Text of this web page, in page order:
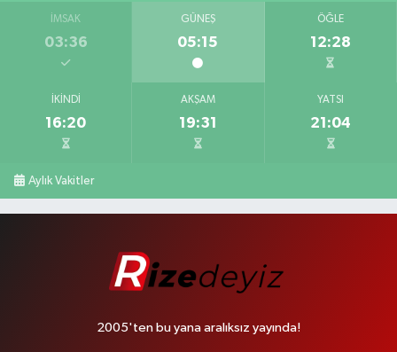
İMSAK
03:36
GÜNEŞ
05:15
ÖĞLE
12:28
İKINDI
16:20
AKŞAM
19:31
YATSI
21:04
Aylık Vakitler
2005'ten bu yana aralıksız yayında!